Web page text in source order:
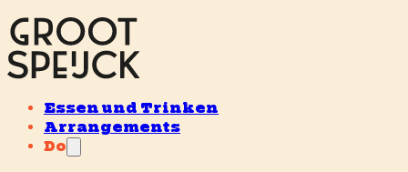
Essen und Trinken
Arrangements
Do